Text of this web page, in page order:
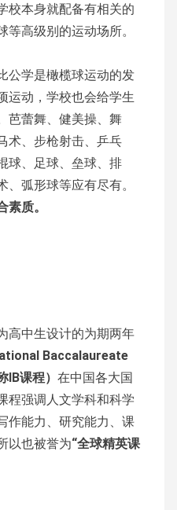
校本身就配备有相关的
高级别的运动场所。
公学是橄榄球运动的发
运动，学校也会给学生
芭蕾舞、健美操、舞
术、步枪射击、乒乓
球、足球、垒球、排
弧形球等应有尽有。
质。
高中生设计的为期两年
Baccalaureate
课程） 在中国各大国
程强调人文学科和科学
作能力、研究能力、课
以也被誉为“全球精英课